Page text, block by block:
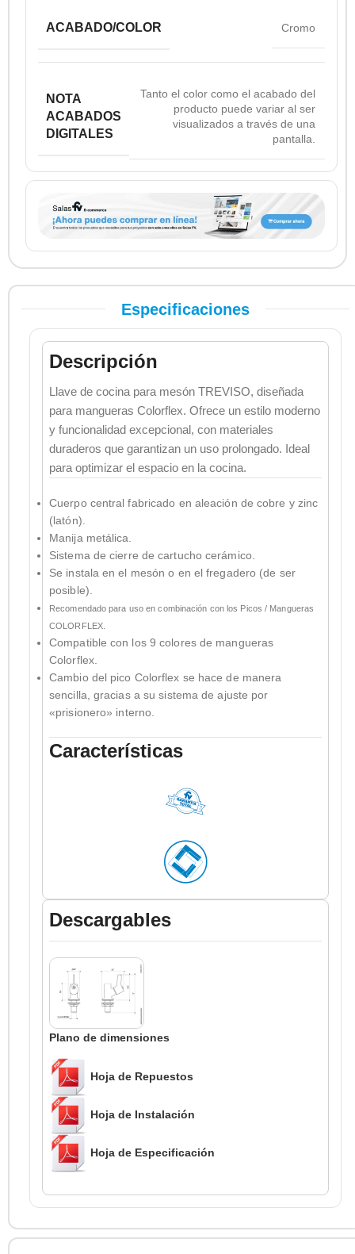
ACABADO/COLOR Cromo
NOTA
ACABADOS
DIGITALES
Tanto el color como el acabado del
producto puede variar al ser
visualizados a través de una
pantalla.
Especificaciones
Descripción
Llave de cocina para mesón TREVISO, diseñada
para mangueras Colorflex. Ofrece un estilo moderno
y funcionalidad excepcional, con materiales
duraderos que garantizan un uso prolongado. Ideal
para optimizar el espacio en la cocina.
Cuerpo central fabricado en aleación de cobre y zinc
(latón).
Manija metálica.
Sistema de cierre de cartucho cerámico.
Se instala en el mesón o en el fregadero (de ser
posible).
Recomendado para uso en combinación con los Picos / Mangueras
COLORFLEX.
Compatible con los 9 colores de mangueras
Colorflex.
Cambio del pico Colorflex se hace de manera
sencilla, gracias a su sistema de ajuste por
«prisionero» interno.
Características
Descargables
Plano de dimensiones
Hoja de Repuestos
Hoja de Instalación
Hoja de Especificación